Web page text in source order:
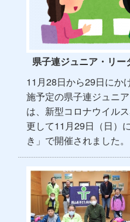
県子連ジュニア・リ
11月28日から29日にか
施予定の県子連ジュニ
は、新型コロナウイル
更して11月29日（日）
き」で開催されました